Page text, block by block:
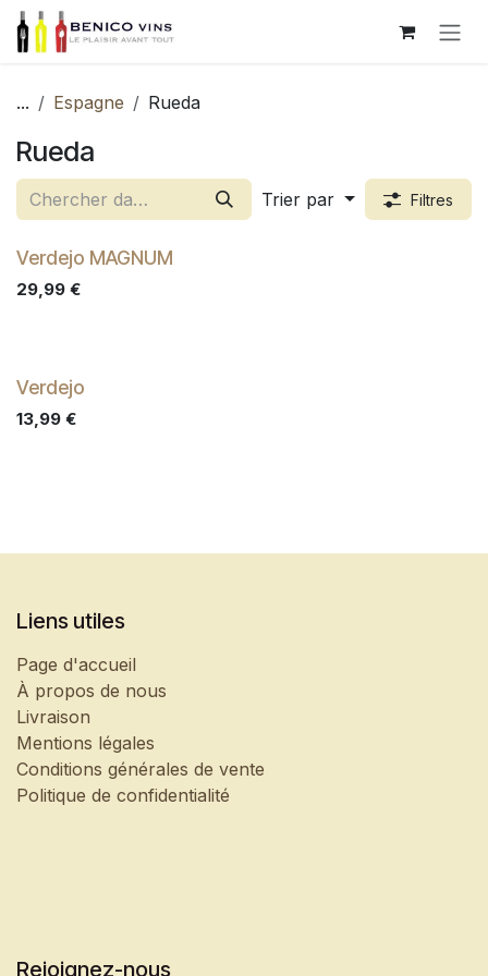
Se rendre au contenu
... Espagne Rueda
Rueda
Trier par Filtres
Verdejo MAGNUM
29,99 €
Verdejo
13,99 €
Liens utiles
Page d'accueil
À propos de nous
Livraison
Mentions légales
Conditions générales de vente
Politique de confidentialité
Rejoignez-nous